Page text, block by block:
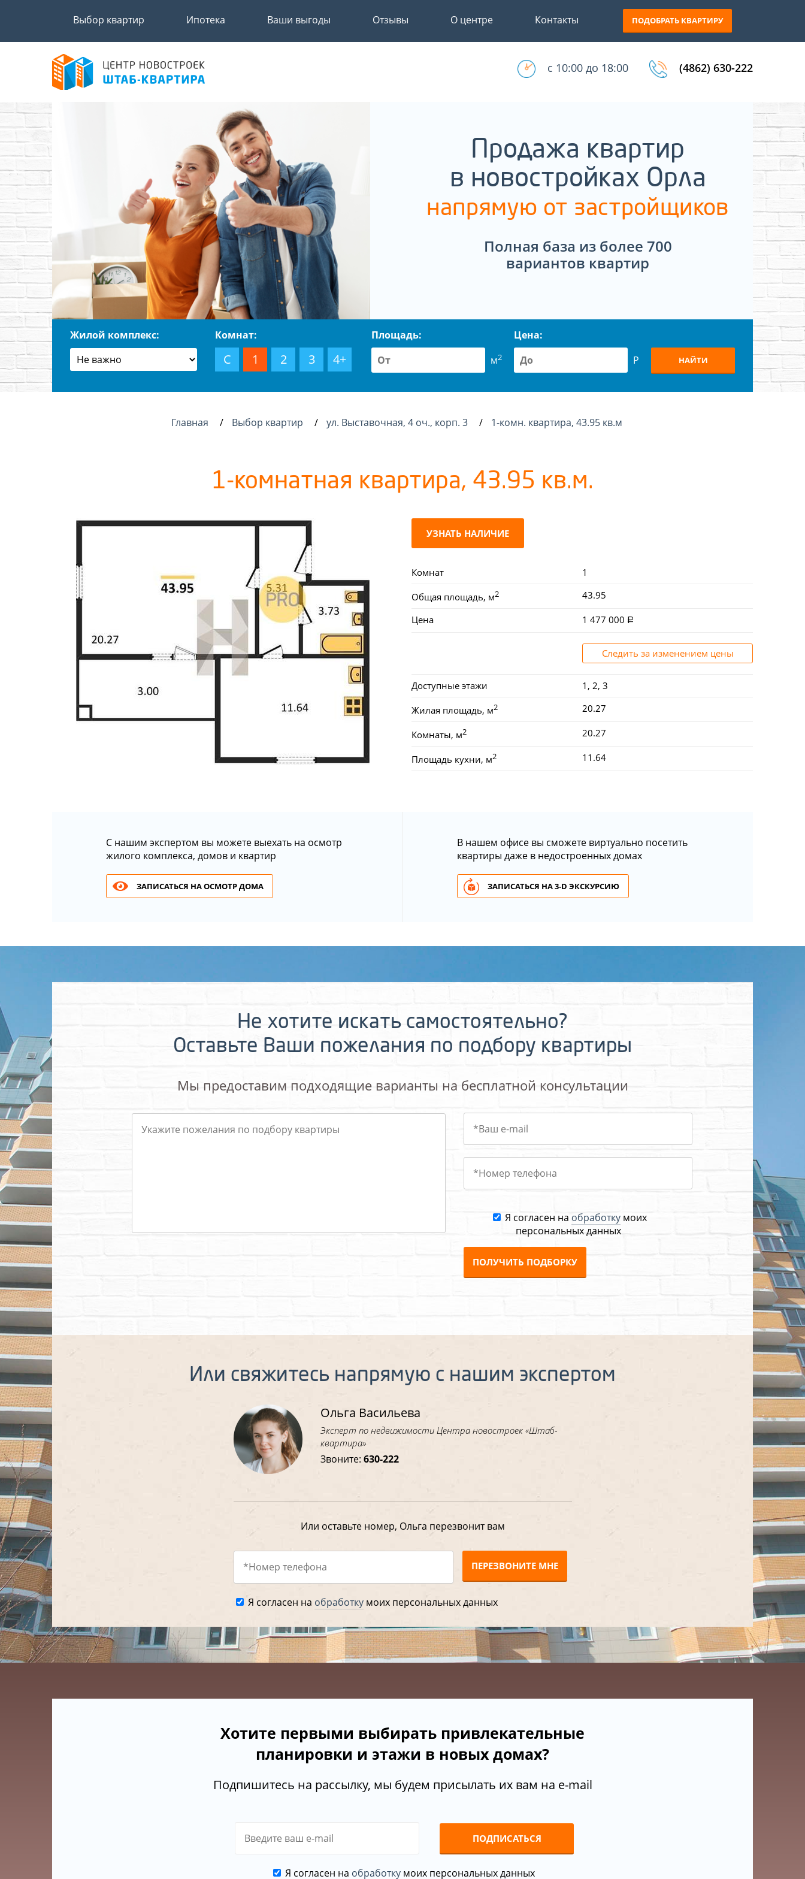
Выбор квартир Ипотека Ваши выгоды Отзывы О центре Контакты ПОДОБРАТЬ КВАРТИРУ
с 10:00 до 18:00 (4862) 630-222
Продажа квартир
в новостройках Орла
напрямую от застройщиков
Полная база из более 700
вариантов квартир
Жилой комплекс: Комнат:
С 1 2 3 4+
Площадь:
м2
Цена:
Р
НАЙТИ
Главная Выбор квартир ул. Выставочная, 4 оч., корп. 3 1-комн. квартира, 43.95 кв.м
1-комнатная квартира, 43.95 кв.м.
УЗНАТЬ НАЛИЧИЕ
Комнат 1
Общая площадь, м2 43.95
Цена 1 477 000
Следить за изменением цены
Доступные этажи 1, 2, 3
Жилая площадь, м2 20.27
Комнаты, м2 20.27
Площадь кухни, м2 11.64
С нашим экспертом вы можете выехать на осмотр
жилого комплекса, домов и квартир
ЗАПИСАТЬСЯ НА ОСМОТР ДОМА
В нашем офисе вы сможете виртуально посетить
квартиры даже в недостроенных домах
ЗАПИСАТЬСЯ НА 3-D ЭКСКУРСИЮ
Не хотите искать самостоятельно?
Оставьте Ваши пожелания по подбору квартиры
Мы предоставим подходящие варианты на бесплатной консультации
Я согласен на обработкумоих
персональных данных
ПОЛУЧИТЬ ПОДБОРКУ
Или свяжитесь напрямую с нашим экспертом
Ольга Васильева
Эксперт по недвижимости Центра новостроек «Штаб-
квартира»
Звоните:630-222
Или оставьте номер, Ольга перезвонит вам
ПЕРЕЗВОНИТЕ МНЕ
Я согласен на обработкумоих персональных данных
Хотите первыми выбирать привлекательные
планировки и этажи в новых домах?
Подпишитесь на рассылку, мы будем присылать их вам на e-mail
ПОДПИСАТЬСЯ
Я согласен на обработкумоих персональных данных